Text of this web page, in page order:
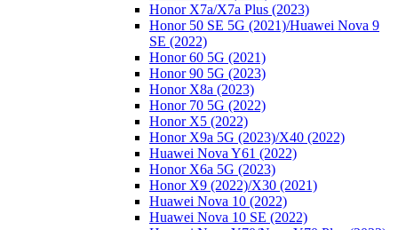
Honor X7a/X7a Plus (2023)
Honor 50 SE 5G (2021)/Huawei Nova 9
SE (2022)
Honor 60 5G (2021)
Honor 90 5G (2023)
Honor X8a (2023)
Honor 70 5G (2022)
Honor X5 (2022)
Honor X9a 5G (2023)/Х40 (2022)
Huawei Nova Y61 (2022)
Honor X6a 5G (2023)
Honor X9 (2022)/Х30 (2021)
Huawei Nova 10 (2022)
Huawei Nova 10 SE (2022)